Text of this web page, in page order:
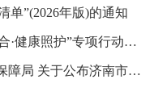
单”(2026年版)的通知
济南市卫生健康委员会关于印发济南市“医育融合·健康照护”专项行动实施方案的通知
济南市卫生健康委员会 济南市人力资源和社会保障局 关于公布济南市卫生技术和基层卫生技术职务高级评...